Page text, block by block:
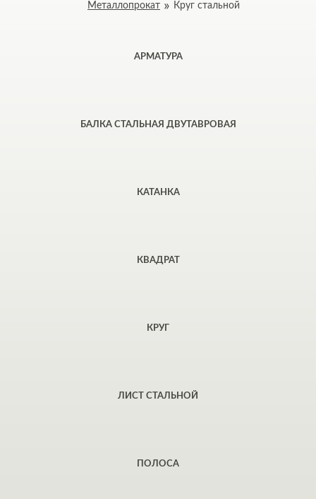
Металлопрокат
Круг стальной
АРМАТУРА
БАЛКА СТАЛЬНАЯ ДВУТАВРОВАЯ
КАТАНКА
КВАДРАТ
КРУГ
ЛИСТ СТАЛЬНОЙ
ПОЛОСА